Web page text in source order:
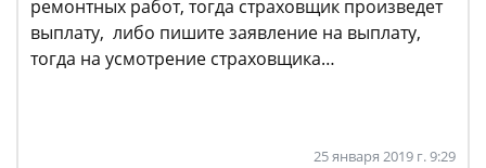
ремонтных работ, тогда страховщик произведет
выплату, либо пишите заявление на выплату,
тогда на усмотрение страховщика…
25 января 2019 г. 9:29